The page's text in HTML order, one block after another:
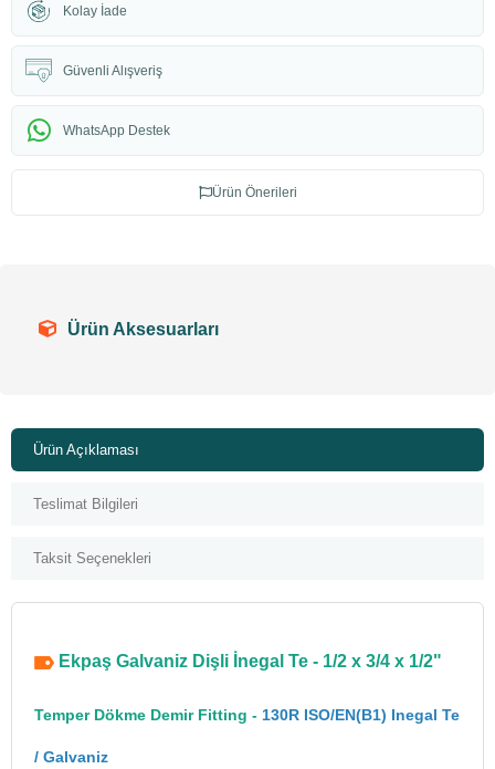
Kolay İade
Güvenli Alışveriş
WhatsApp Destek
Ürün Önerileri
Ürün Aksesuarları
Ürün Açıklaması
Teslimat Bilgileri
Taksit Seçenekleri
Ekpaş Galvaniz Dişli İnegal Te - 1/2 x 3/4 x 1/2"
Temper Dökme Demir Fitting - 130R ISO/EN(B1) Inegal Te
/ Galvaniz